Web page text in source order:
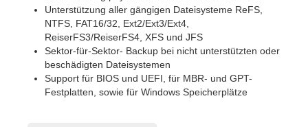
Unterstützung aller gängigen Dateisysteme ReFS,
NTFS, FAT16/32, Ext2/Ext3/Ext4,
ReiserFS3/ReiserFS4, XFS und JFS
Sektor-für-Sektor- Backup bei nicht unterstützten oder
beschädigten Dateisystemen
Support für BIOS und UEFI, für MBR- und GPT-
Festplatten, sowie für Windows Speicherplätze